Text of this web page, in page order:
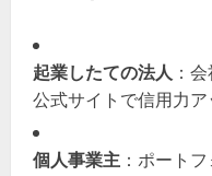
起業したての法人 ：
公式サイトで信用力
個人事業主 ：ポート